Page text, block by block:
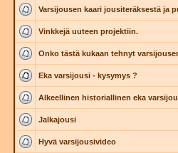
Varsijousen kaari jousiteräksestä ja
Vinkkejä uuteen projektiin.
Onko tästä kukaan tehnyt
Eka varsijousi - kysymys ?
Alkeellinen historiallinen eka
Jalkajousi
Hyvä varsijousivideo